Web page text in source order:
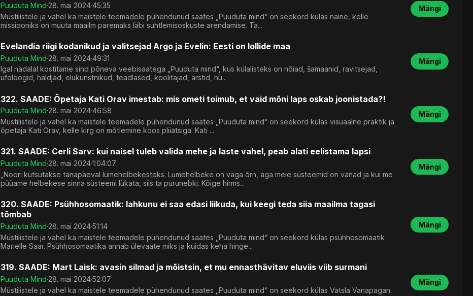
Puuduta Mind·28. mai 2024·45:35
Müstilistele ja vahel ka maistele teemadele pühendunud saates „Puuduta mind“ on seekord külas naine, kelle
missiooniks on muuta maailm paremaks läbi suhtlemisoskuste arendamise. Ta...
Mängi
Evelandia riigi kodanikud ja valitsejad Argo ja Evelin: Eesti on lollide maa
Puuduta Mind·28. mai 2024·49:31
Igal nädalal kostitame sind põneva veebisaatega „Puuduta mind“, kus külalisteks on nõiad, šamaanid, ravitsejad,
ufoloogid, haldjad, elukunstnikud, teadlased, koolitajad, arstid, hü...
Mängi
322. SAADE: Õpetaja Kati Orav imestab: mis ometi toimub, et vaid mõni laps oskab joonistada?!
Puuduta Mind·28. mai 2024·46:58
Müstilistele ja vahel ka maistele teemadele pühendunud saates „Puuduta mind“ on seekord külas visuaalne praktik ja
õpetaja Kati Orav, kelle kirg on mõtlemine koos pliiatsiga. Kati ...
Mängi
321. SAADE: Cerli Sarv: kui naisel tuleb valida mehe ja laste vahel, peab alati eelistama lapsi
Puuduta Mind·28. mai 2024·1:04:07
„Noori kutsutakse tänapäeval lumehelbekesteks. Lumehelbeke on väga õrn, aga meie süsteemid on vanad ja kui me
püüame helbekese sinna süsteemi lükata, siis ta purunebki. Kõige hirms...
Mängi
320. SAADE: Psühhosomaatik: lahkunu ei saa edasi liikuda, kui keegi teda siia maailma tagasi
tõmbab
Puuduta Mind·28. mai 2024·51:14
Müstilistele ja vahel ka maistele teemadele pühendunud saates „Puuduta mind“ on seekord külas psühhosomaatik
Marielle Saar. Psühhosomaatika annab ülevaate miks ja kuidas keha hinge...
Mängi
319. SAADE: Mart Laisk: avasin silmad ja mõistsin, et mu ennasthävitav eluviis viib surmani
Puuduta Mind·28. mai 2024·52:07
Müstilistele ja vahel ka maistele teemadele pühendunud saates „Puuduta mind“ on seekord külas Vatsla Vanapagan
Mängi